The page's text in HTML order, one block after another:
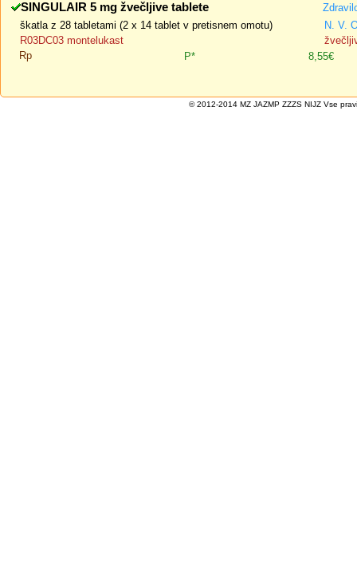
SINGULAIR 5 mg žvečljive tablete
škatla z 28 tabletami (2 x 14 tablet v pretisnem omotu)
N. V.
R03DC03 montelukast
Rp
P* 8,55€
© 2012-2014 MZ JAZMP ZZZS NIJZ Vse